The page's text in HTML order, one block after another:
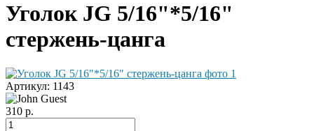
Уголок JG 5/16"*5/16"
стержень-цанга
Артикул: 1143
310 р.